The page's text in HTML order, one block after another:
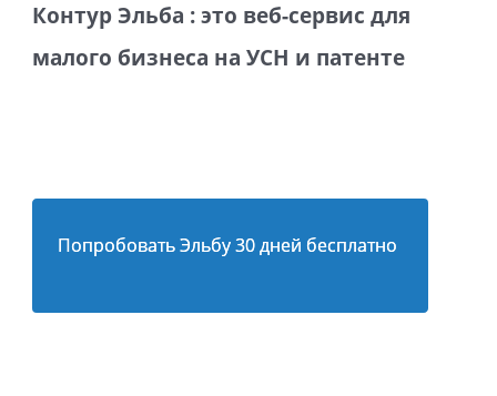
Контур Эльба : это веб-сервис для
малого бизнеса на УСН и патенте
Попробовать Эльбу 30 дней бесплатно